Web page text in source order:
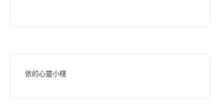
依的心靈小棧